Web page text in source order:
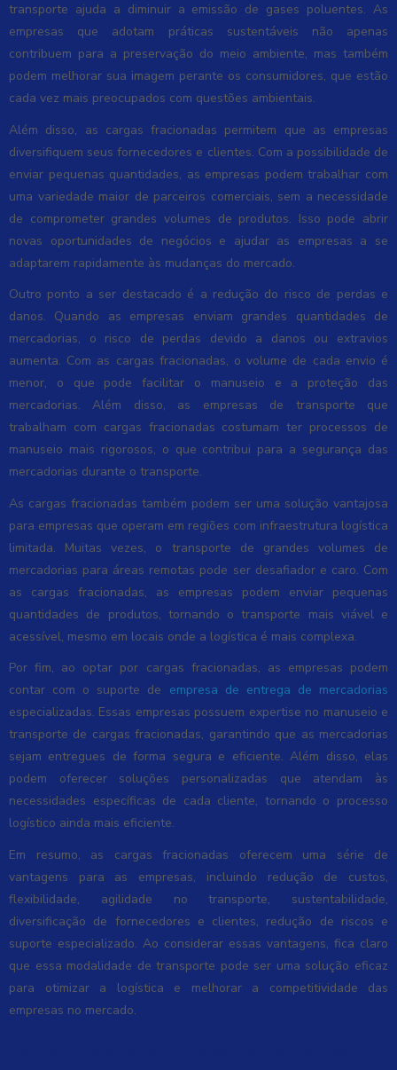
transporte ajuda a diminuir a emissão de gases poluentes. As
empresas que adotam práticas sustentáveis não apenas
contribuem para a preservação do meio ambiente, mas também
podem melhorar sua imagem perante os consumidores, que estão
cada vez mais preocupados com questões ambientais.
Além disso, as cargas fracionadas permitem que as empresas
diversifiquem seus fornecedores e clientes. Com a possibilidade de
enviar pequenas quantidades, as empresas podem trabalhar com
uma variedade maior de parceiros comerciais, sem a necessidade
de comprometer grandes volumes de produtos. Isso pode abrir
novas oportunidades de negócios e ajudar as empresas a se
adaptarem rapidamente às mudanças do mercado.
Outro ponto a ser destacado é a redução do risco de perdas e
danos. Quando as empresas enviam grandes quantidades de
mercadorias, o risco de perdas devido a danos ou extravios
aumenta. Com as cargas fracionadas, o volume de cada envio é
menor, o que pode facilitar o manuseio e a proteção das
mercadorias. Além disso, as empresas de transporte que
trabalham com cargas fracionadas costumam ter processos de
manuseio mais rigorosos, o que contribui para a segurança das
mercadorias durante o transporte.
As cargas fracionadas também podem ser uma solução vantajosa
para empresas que operam em regiões com infraestrutura logística
limitada. Muitas vezes, o transporte de grandes volumes de
mercadorias para áreas remotas pode ser desafiador e caro. Com
as cargas fracionadas, as empresas podem enviar pequenas
quantidades de produtos, tornando o transporte mais viável e
acessível, mesmo em locais onde a logística é mais complexa.
Por fim, ao optar por cargas fracionadas, as empresas podem
contar com o suporte de empresa de entrega de mercadorias
especializadas. Essas empresas possuem expertise no manuseio e
transporte de cargas fracionadas, garantindo que as mercadorias
sejam entregues de forma segura e eficiente. Além disso, elas
podem oferecer soluções personalizadas que atendam às
necessidades específicas de cada cliente, tornando o processo
logístico ainda mais eficiente.
Em resumo, as cargas fracionadas oferecem uma série de
vantagens para as empresas, incluindo redução de custos,
flexibilidade, agilidade no transporte, sustentabilidade,
diversificação de fornecedores e clientes, redução de riscos e
suporte especializado. Ao considerar essas vantagens, fica claro
que essa modalidade de transporte pode ser uma solução eficaz
para otimizar a logística e melhorar a competitividade das
empresas no mercado.